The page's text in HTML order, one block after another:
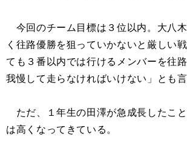
今回のチーム目標は３位以内。大八
く往路優勝を狙っていかないと厳しい
ても３番以内では行けるメンバーを往
我慢して走らなければいけない」とも言
ただ、１年生の田澤が急成長したこ
は高くなってきている。